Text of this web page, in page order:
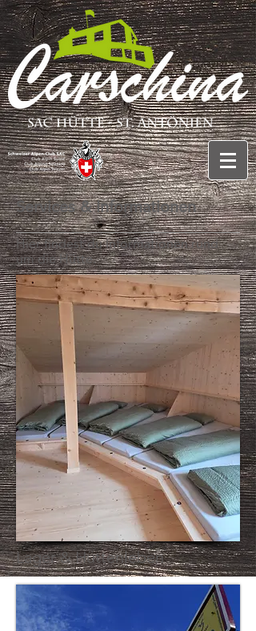
Services & Informationen
Hier findest du Informationen rund
um die Hütte.
Lager & Hüttenleben